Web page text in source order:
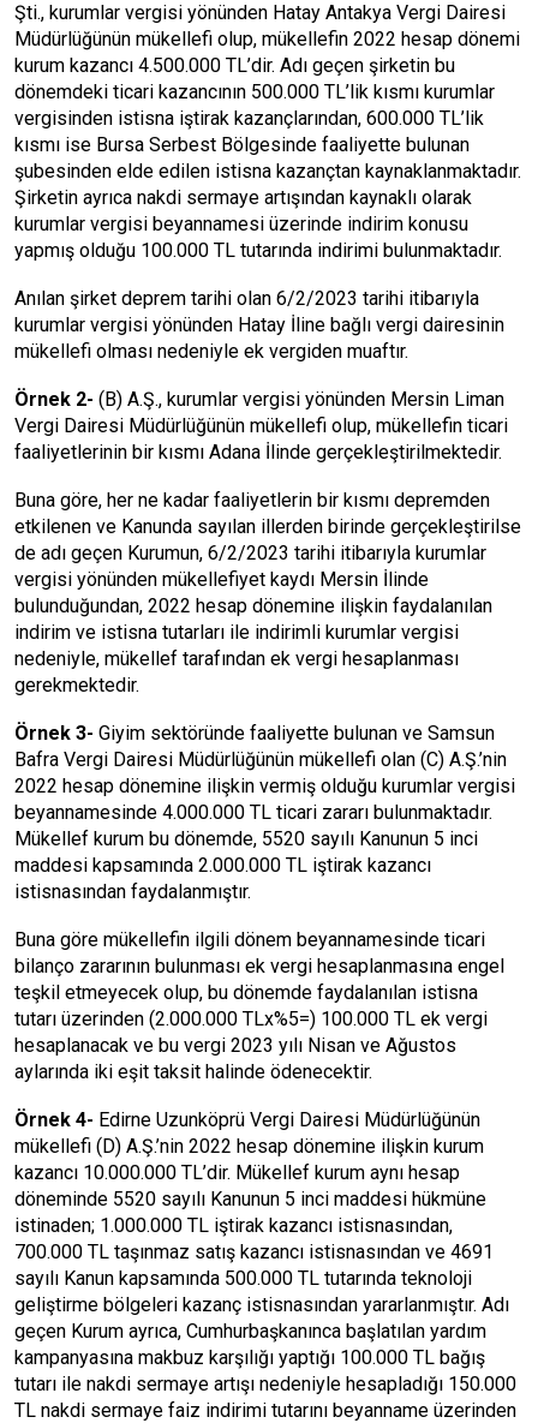
Şti., kurumlar vergisi yönünden Hatay Antakya Vergi Dairesi
Müdürlüğünün mükellefi olup, mükellefin 2022 hesap dönemi
kurum kazancı 4.500.000 TL’dir. Adı geçen şirketin bu
dönemdeki ticari kazancının 500.000 TL’lik kısmı kurumlar
vergisinden istisna iştirak kazançlarından, 600.000 TL’lik
kısmı ise Bursa Serbest Bölgesinde faaliyette bulunan
şubesinden elde edilen istisna kazançtan kaynaklanmaktadır.
Şirketin ayrıca nakdi sermaye artışından kaynaklı olarak
kurumlar vergisi beyannamesi üzerinde indirim konusu
yapmış olduğu 100.000 TL tutarında indirimi bulunmaktadır.
Anılan şirket deprem tarihi olan 6/2/2023 tarihi itibarıyla
kurumlar vergisi yönünden Hatay İline bağlı vergi dairesinin
mükellefi olması nedeniyle ek vergiden muaftır.
Örnek 2- (B) A.Ş., kurumlar vergisi yönünden Mersin Liman
Vergi Dairesi Müdürlüğünün mükellefi olup, mükellefin ticari
faaliyetlerinin bir kısmı Adana İlinde gerçekleştirilmektedir.
Buna göre, her ne kadar faaliyetlerin bir kısmı depremden
etkilenen ve Kanunda sayılan illerden birinde gerçekleştirilse
de adı geçen Kurumun, 6/2/2023 tarihi itibarıyla kurumlar
vergisi yönünden mükellefiyet kaydı Mersin İlinde
bulunduğundan, 2022 hesap dönemine ilişkin faydalanılan
indirim ve istisna tutarları ile indirimli kurumlar vergisi
nedeniyle, mükellef tarafından ek vergi hesaplanması
gerekmektedir.
Örnek 3- Giyim sektöründe faaliyette bulunan ve Samsun
Bafra Vergi Dairesi Müdürlüğünün mükellefi olan (C) A.Ş.’nin
2022 hesap dönemine ilişkin vermiş olduğu kurumlar vergisi
beyannamesinde 4.000.000 TL ticari zararı bulunmaktadır.
Mükellef kurum bu dönemde, 5520 sayılı Kanunun 5 inci
maddesi kapsamında 2.000.000 TL iştirak kazancı
istisnasından faydalanmıştır.
Buna göre mükellefin ilgili dönem beyannamesinde ticari
bilanço zararının bulunması ek vergi hesaplanmasına engel
teşkil etmeyecek olup, bu dönemde faydalanılan istisna
tutarı üzerinden (2.000.000 TLx%5=) 100.000 TL ek vergi
hesaplanacak ve bu vergi 2023 yılı Nisan ve Ağustos
aylarında iki eşit taksit halinde ödenecektir.
Örnek 4- Edirne Uzunköprü Vergi Dairesi Müdürlüğünün
mükellefi (D) A.Ş.’nin 2022 hesap dönemine ilişkin kurum
kazancı 10.000.000 TL’dir. Mükellef kurum aynı hesap
döneminde 5520 sayılı Kanunun 5 inci maddesi hükmüne
istinaden; 1.000.000 TL iştirak kazancı istisnasından,
700.000 TL taşınmaz satış kazancı istisnasından ve 4691
sayılı Kanun kapsamında 500.000 TL tutarında teknoloji
geliştirme bölgeleri kazanç istisnasından yararlanmıştır. Adı
geçen Kurum ayrıca, Cumhurbaşkanınca başlatılan yardım
kampanyasına makbuz karşılığı yaptığı 100.000 TL bağış
tutarı ile nakdi sermaye artışı nedeniyle hesapladığı 150.000
TL nakdi sermaye faiz indirimi tutarını beyanname üzerinden